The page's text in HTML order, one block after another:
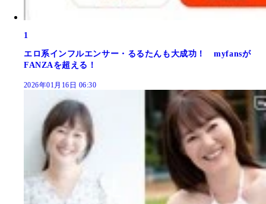
1
エロ系インフルエンサー・るるたんも大成功！ myfansが
FANZAを超える！
2026年01月16日 06:30